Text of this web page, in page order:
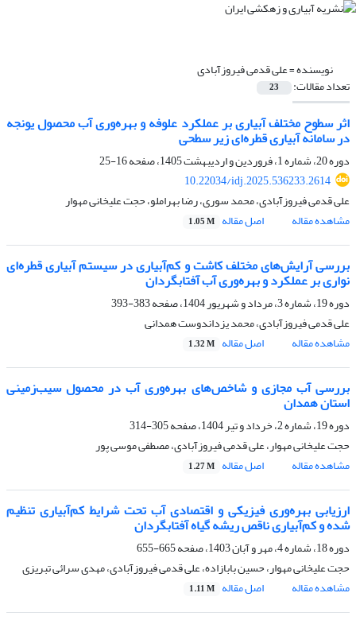
نویسنده =علی قدمی فیروزآبادی
تعداد مقالات: 23
اثر سطوح مختلف آبیاری بر عملکرد علوفه و بهره‌وری آب محصول یونجه
در سامانه آبیاری قطره‌ای زیر سطحی
دوره 20، شماره 1، فروردین و اردیبهشت 1405، صفحه
16-25
10.22034/idj.2025.536233.2614
علی قدمی فیروزآبادی، محمد سوری، رضا بهراملو، حجت علیخانی مهوار
مشاهده مقاله
اصل مقاله 1.05 M
بررسی آرایش‌های مختلف کاشت و کم‌آبیاری در سیستم آبیاری قطره‌ای
نواری بر عملکرد و بهره‌وری آب آفتابگردان
دوره 19، شماره 3، مرداد و شهریور 1404، صفحه
383-393
علی قدمی فیروزآبادی، محمد یزداندوست همدانی
مشاهده مقاله
اصل مقاله 1.32 M
بررسی آب مجازی و شاخص‌های بهره‌وری آب در محصول سیب‌زمینی
استان همدان
دوره 19، شماره 2، خرداد و تیر 1404، صفحه
305-314
حجت علیخانی مهوار، علی قدمی فیروزآبادی، مصطفی موسی پور
مشاهده مقاله
اصل مقاله 1.27 M
ارزیابی بهره‌وری فیزیکی و اقتصادی آب تحت شرایط کم‌آبیاری تنظیم
شده و کم‌آبیاری ناقص ریشه گیاه آفتابگردان
دوره 18، شماره 4، مهر و آبان 1403، صفحه
665-655
حجت علیخانی مهوار، حسین بابازاده، علی قدمی فیروزآبادی، مهدی سرائی تبریزی
مشاهده مقاله
اصل مقاله 1.11 M